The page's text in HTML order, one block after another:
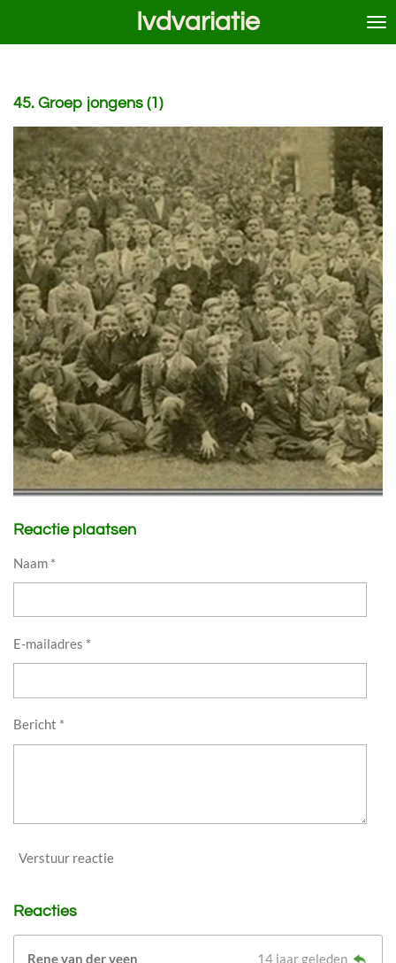
hoofdinhoud
Ivdvariatie
45. Groep jongens (1)
Reactie plaatsen
Naam *
E-mailadres *
Bericht *
Verstuur reactie
Reacties
Rene van der veen
14 jaar geleden